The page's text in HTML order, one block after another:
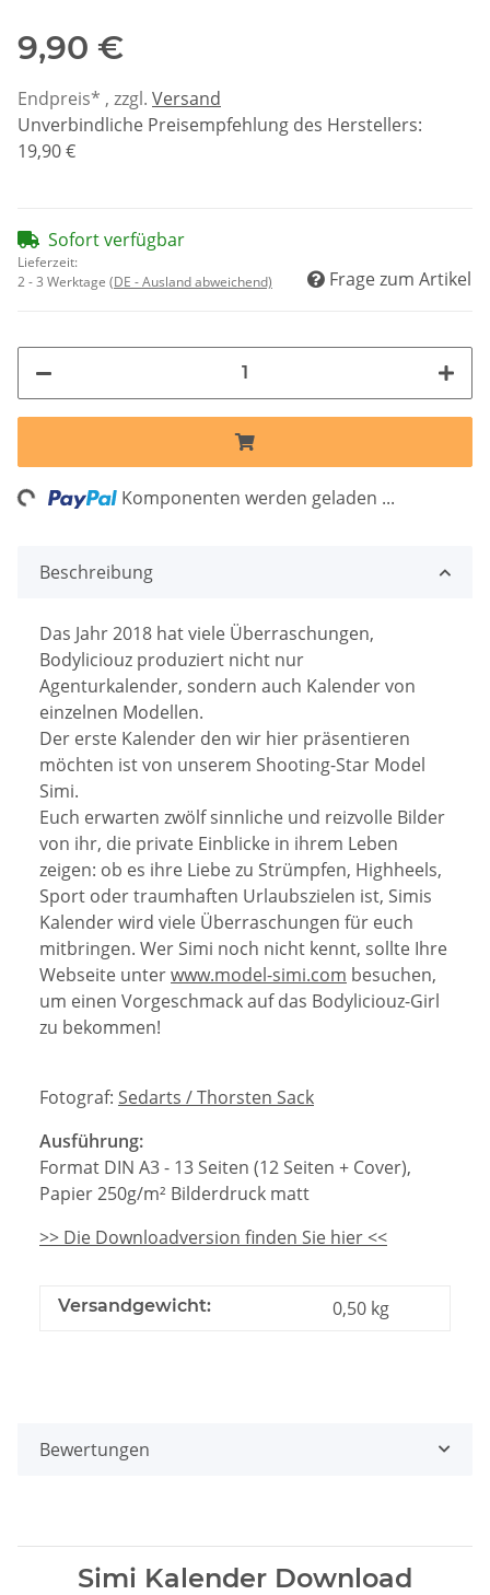
9,90 €
Endpreis* , zzgl. Versand
Unverbindliche Preisempfehlung des Herstellers:
19,90 €
Sofort verfügbar
Lieferzeit:
2 - 3 Werktage (DE - Ausland abweichend) Frage zum Artikel
Komponenten werden geladen ...
Beschreibung
Das Jahr 2018 hat viele Überraschungen,
Bodyliciouz produziert nicht nur
Agenturkalender, sondern auch Kalender von
einzelnen Modellen.
Der erste Kalender den wir hier präsentieren
möchten ist von unserem Shooting-Star Model
Simi.
Euch erwarten zwölf sinnliche und reizvolle Bilder
von ihr, die private Einblicke in ihrem Leben
zeigen: ob es ihre Liebe zu Strümpfen, Highheels,
Sport oder traumhaften Urlaubszielen ist, Simis
Kalender wird viele Überraschungen für euch
mitbringen. Wer Simi noch nicht kennt, sollte Ihre
Webseite unterwww.model-simi.com besuchen,
um einen Vorgeschmack auf das Bodyliciouz-Girl
zu bekommen!
Fotograf: Sedarts / Thorsten Sack
Ausführung:
Format DIN A3 - 13 Seiten (12 Seiten + Cover),
Papier 250g/m² Bilderdruck matt
>> Die Downloadversion finden Sie hier <<
Versandgewicht: 0,50 kg
Bewertungen
Simi Kalender Download